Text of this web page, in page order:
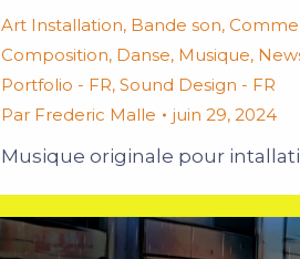
Art Installation, Bande son,
Composition, Danse, Musique,
Portfolio - FR, Sound Design - FR
Par Frederic Malle juin 29, 2024
Musique originale pour